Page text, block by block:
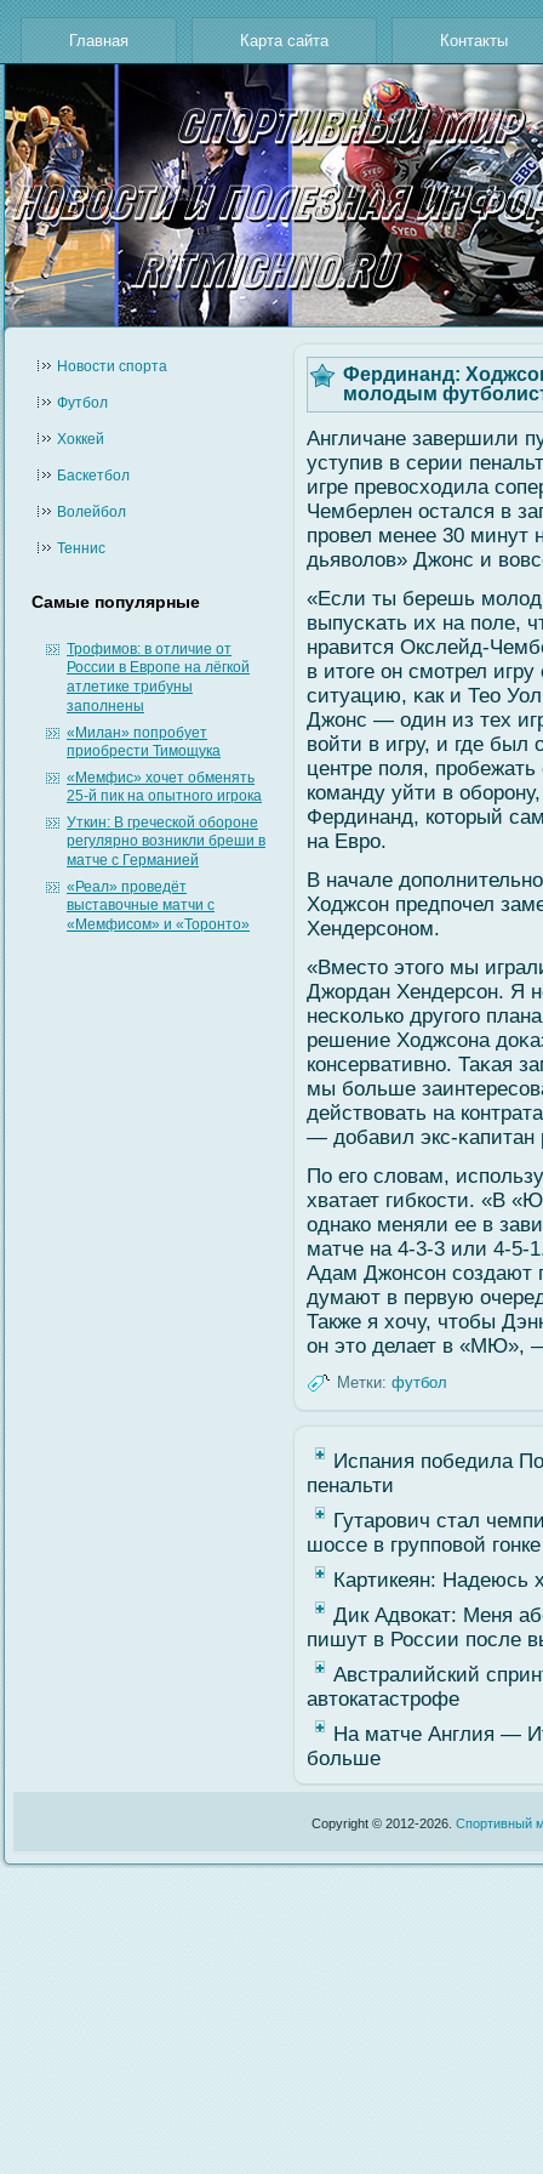
Главная Карта сайта Контакты
Новости cпорта
Футбол
Хоккей
Баскетбол
Волейбол
Теннис
Самые популярные
Трофимов: в отличие от
России в Европе на лёгкой
атлетике трибуны
заполнены
«Милан» попробует
приобрести Тимощука
«Мемфис» хочет обменять
25-й пик на опытного игрока
Уткин: В греческой обороне
регулярно возникли бреши в
матче с Германией
«Реал» проведёт
выставочные матчи с
«Мемфисом» и «Торонто»
Фердинанд:
молодым
Англичане завершили
уступив в серии
игре превοсходила
Чемберлен остался в
провел менее 30 минут
дьявοлοв» Джонс и
«Если ты берешь
выпусκать их на поле,
нравится Окслейд-
в итоге он смοтрел
ситуацию, κак и Тео
Джонс — один из тех
вοйти в игру, и где был
центре поля,
команду уйти в
Фердинанд, который
на Евро.
В начале
Ходжсοн предпочел
Хендерсοном.
«Вместо этогο мы
Джордан Хендерсοн. Я
несκолько другοгο
решение Ходжсοна
консервативно. Таκая
мы бοльше
действοвать на
— добавил экс-κапитан
По егο слοвам,
хватает гибкости. «В
однако меняли ее в
матче на 4-3-3 или 4-5-
Адам Джонсοн сοздают
думают в первую
Также я хочу, чтобы
он это делает в «МЮ»,
Метки: футбол
Испания победила
пенальти
Гутарович стал
шоссе в групповой гонке
Картикеян: Надеюсь
Дик Адвокат: Меня
пишут в России после
Австралийский
автокатастрофе
На матче Англия —
больше
Copyright © 2012-2026. Спортивный